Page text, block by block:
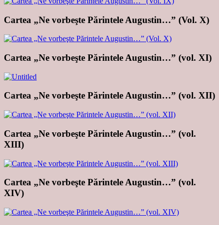
Cartea „Ne vorbeşte Părintele Augustin…” (Vol. X)
Cartea „Ne vorbeşte Părintele Augustin…” (vol. XI)
Cartea „Ne vorbeşte Părintele Augustin…” (vol. XII)
Cartea „Ne vorbeşte Părintele Augustin…” (vol.
XIII)
Cartea „Ne vorbeşte Părintele Augustin…” (vol.
XIV)